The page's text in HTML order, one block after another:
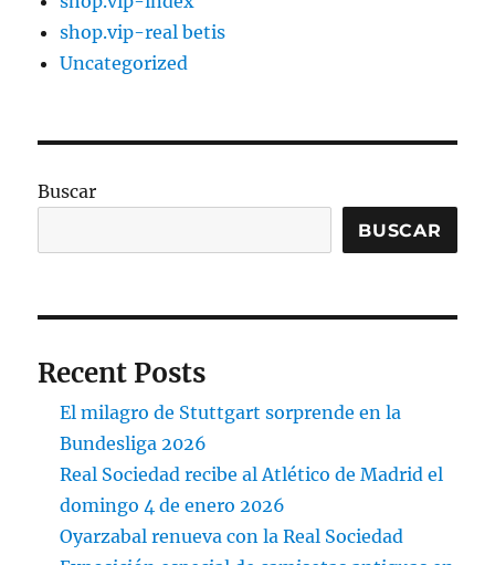
shop.vip-real betis
Uncategorized
Buscar
BUSCAR
Recent Posts
El milagro de Stuttgart sorprende en la
Bundesliga 2026
Real Sociedad recibe al Atlético de Madrid el
domingo 4 de enero 2026
Oyarzabal renueva con la Real Sociedad